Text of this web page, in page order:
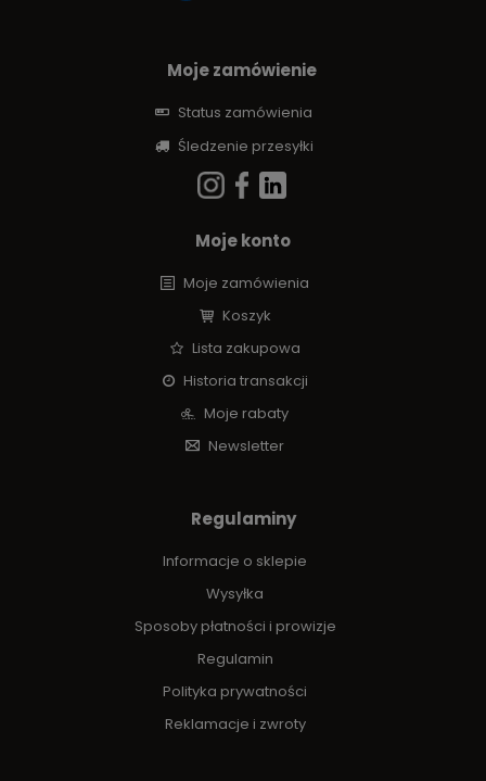
Moje zamówienie
Status zamówienia
Śledzenie przesyłki
Moje konto
Moje zamówienia
Koszyk
Lista zakupowa
Historia transakcji
Moje rabaty
Newsletter
Regulaminy
Informacje o sklepie
Wysyłka
Sposoby płatności i prowizje
Regulamin
Polityka prywatności
Reklamacje i zwroty